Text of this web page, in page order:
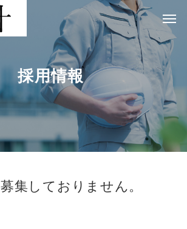
採用情報
集しておりません。